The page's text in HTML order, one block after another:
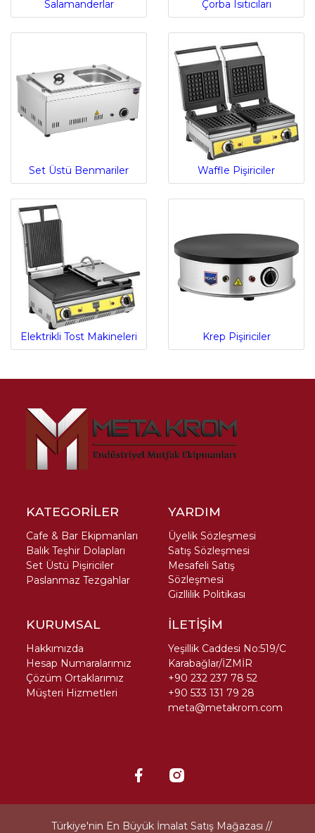
Salamanderlar Çorba Isıtıcıları
Set Üstü Benmariler Waffle Pişiriciler
Elektrikli Tost Makineleri Krep Pişiriciler
KATEGORİLER
Cafe & Bar Ekipmanları
Balık Teşhir Dolapları
Set Üstü Pişiriciler
Paslanmaz Tezgahlar
YARDIM
Üyelik Sözleşmesi
Satış Sözleşmesi
Mesafeli Satış
Sözleşmesi
Gizllilik Politikası
KURUMSAL
Hakkımızda
Hesap Numaralarımız
Çözüm Ortaklarımız
Müşteri Hizmetleri
İLETİŞİM
Yeşillik Caddesi No:519/C
Karabağlar/İZMİR
+90 232 237 78 52
+90 533 131 79 28
meta@metakrom.com
Türkiye'nin En Büyük İmalat Satış Mağazası //